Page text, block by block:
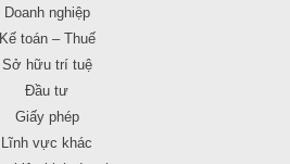
Doanh nghiệp
Kế toán – Thuế
Sở hữu trí tuệ
Đầu tư
Giấy phép
Lĩnh vực khác